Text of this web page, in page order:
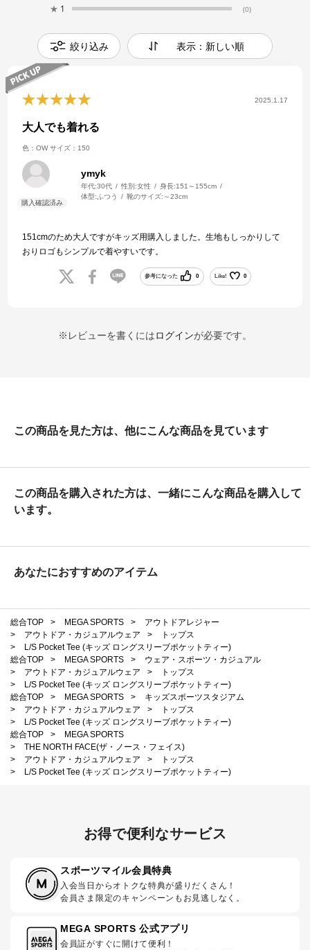
★ 1 (0)
絞り込み 表示：新しい順
2025.1.17
大人でも着れる
色：OW サイズ：150
ymyk
年代:30代 性別:女性 身長:151～155cm
体型: ふつう 靴のサイズ: ～23cm
151cmのため大人ですがキッズ用購入しました。生地もしっかりして
おりロゴもシンプルで着やすいです。
参考になった 0 Like! 0
※レビューを書くにはログインが必要です。
この商品を見た方は、他にこんな商品を見ています
この商品を購入された方は、一緒にこんな商品を購入して
います。
あなたにおすすめのアイテム
総合TOP > MEGA SPORTS >
アウトドアレジャー
>
アウトドア・カジュアルウェア >
トップス
>
L/S Pocket Tee (キッズ ロングスリーブポケットティー)
総合TOP
> MEGA SPORTS >
ウェア・スポーツ・カジュアル
>
アウトドア・カジュアルウェア >
トップス
>
L/S Pocket Tee (キッズ ロングスリーブポケットティー)
総合TOP
> MEGA SPORTS >
キッズスポーツスタジアム
>
アウトドア・カジュアルウェア >
トップス
>
L/S Pocket Tee (キッズ ロングスリーブポケットティー)
総合TOP
>
MEGA SPORTS
>
THE NORTH FACE(ザ・ノース・フェイス)
>
アウトドア・カジュアルウェア >
トップス
>
L/S Pocket Tee (キッズ ロングスリーブポケットティー)
お得で便利なサービス
スポーツマイル会員特典
入会当日からオトクな特典が盛りだくさん！
会員さま限定のキャンペーンもお見逃しなく。
MEGA SPORTS 公式アプリ
会員証がすぐに開けて便利！